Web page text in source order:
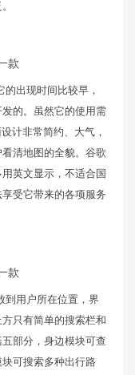
出现时间比较早，
的。虽然它的使用需
计非常简约、大气，
清地图的全貌。谷歌
英文显示，不适合国
受它带来的各项服务
到用户所在位置，界
只有简单的搜索栏和
部分，身边模块可查
可搜索多种出行路